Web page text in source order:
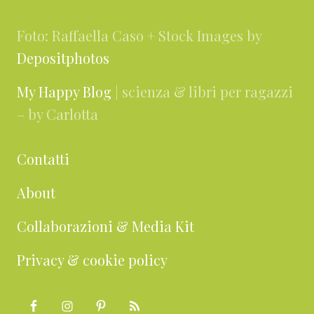
Foto: Raffaella Caso + Stock Images by
Depositphotos
My Happy Blog | scienza & libri per ragazzi
– by Carlotta
Contatti
About
Collaborazioni & Media Kit
Privacy & cookie policy